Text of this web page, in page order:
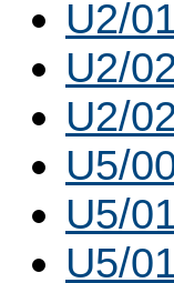
U2/
U2/
U2/
U5/
U5/
U5/